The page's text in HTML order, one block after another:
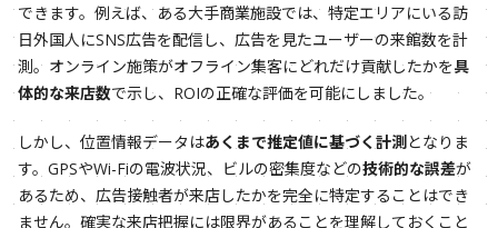
できます。例えば、ある大手商業施設では、特定エリアにいる訪
日外国人にSNS広告を配信し、広告を見たユーザーの来館数を計
測。オンライン施策がオフライン集客にどれだけ貢献したかを具
体的な来店数で示し、ROIの正確な評価を可能にしました。
しかし、位置情報データはあくまで推定値に基づく計測となりま
す。GPSやWi-Fiの電波状況、ビルの密集度などの技術的な誤差が
あるため、広告接触者が来店したかを完全に特定することはでき
ません。確実な来店把握には限界があることを理解しておくこと